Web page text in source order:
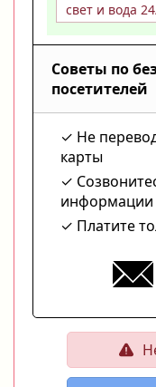
свет и вода
Советы по
посетителей
Не
карты
информации
Платите